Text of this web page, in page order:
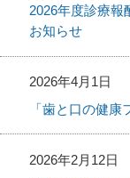
2026年度診療報
お知らせ
2026年4月1日
「歯と口の健
2026年2月12日